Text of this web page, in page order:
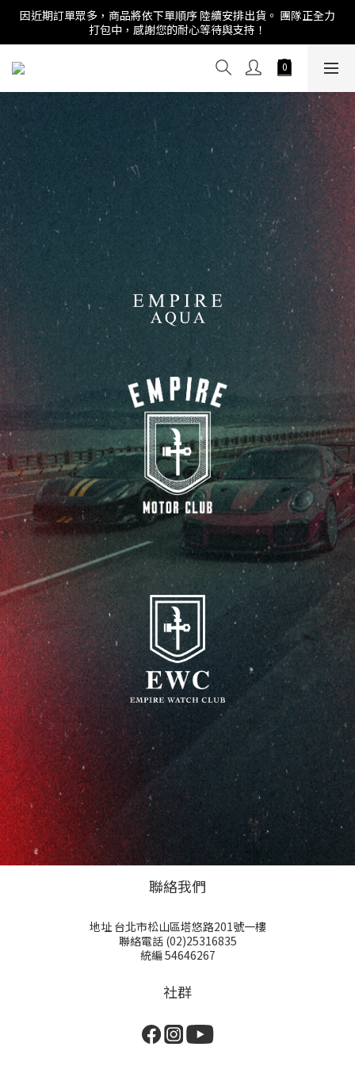
因近期訂單眾多，商品將依下單順序 陸續安排出貨。 團隊正全力
打包中，感謝您的耐心等待與支持！
聯絡我們
地址 台北市松山區塔悠路201號一樓
聯絡電話 (02)25316835
統編 54646267
社群